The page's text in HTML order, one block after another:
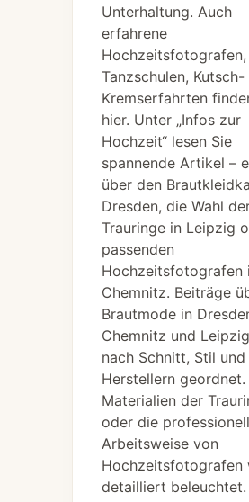
Unterhaltung. Auch
erfahrene
Hochzeitsfotografen,
Tanzschulen, Kutsch-
Kremserfahrten
hier. Unter „Infos zur
Hochzeit“ lesen Sie
spannende Artikel –
über den
Dresden, die Wahl
Trauringe in Leipzig
passenden
Hochzeitsfotografen
Chemnitz. Beiträge
Brautmode in
Chemnitz und
nach Schnitt, Stil und
Herstellern geordnet.
Materialien der
oder die
Arbeitsweise von
Hochzeitsfotografen
detailliert beleuchtet.